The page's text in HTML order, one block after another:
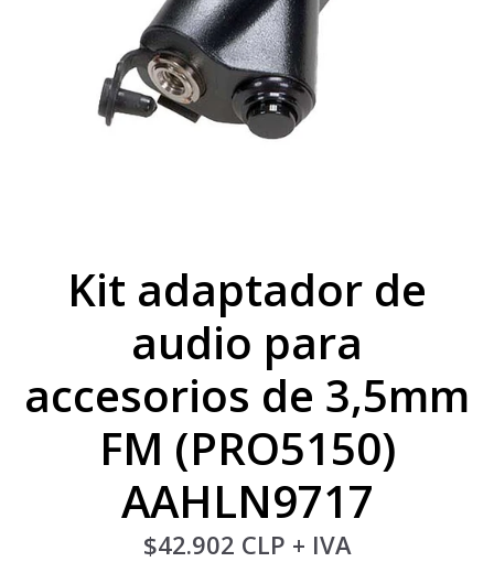
Kit adaptador de
audio para
accesorios de 3,5mm
FM (PRO5150)
AAHLN9717
$42.902 CLP + IVA